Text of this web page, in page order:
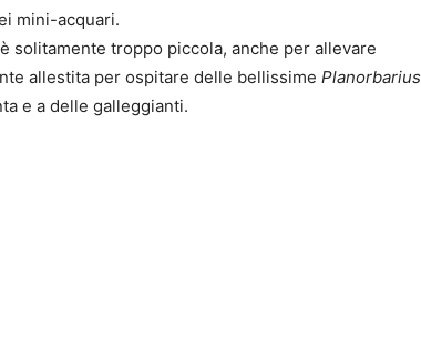
mini-acquari.
solitamente troppo piccola, anche per allevare
allestita per ospitare delle bellissime Planorbarius
e a delle galleggianti.